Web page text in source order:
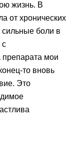
жизнь. В
от хронических
боли в
с
мои
то вновь
Это